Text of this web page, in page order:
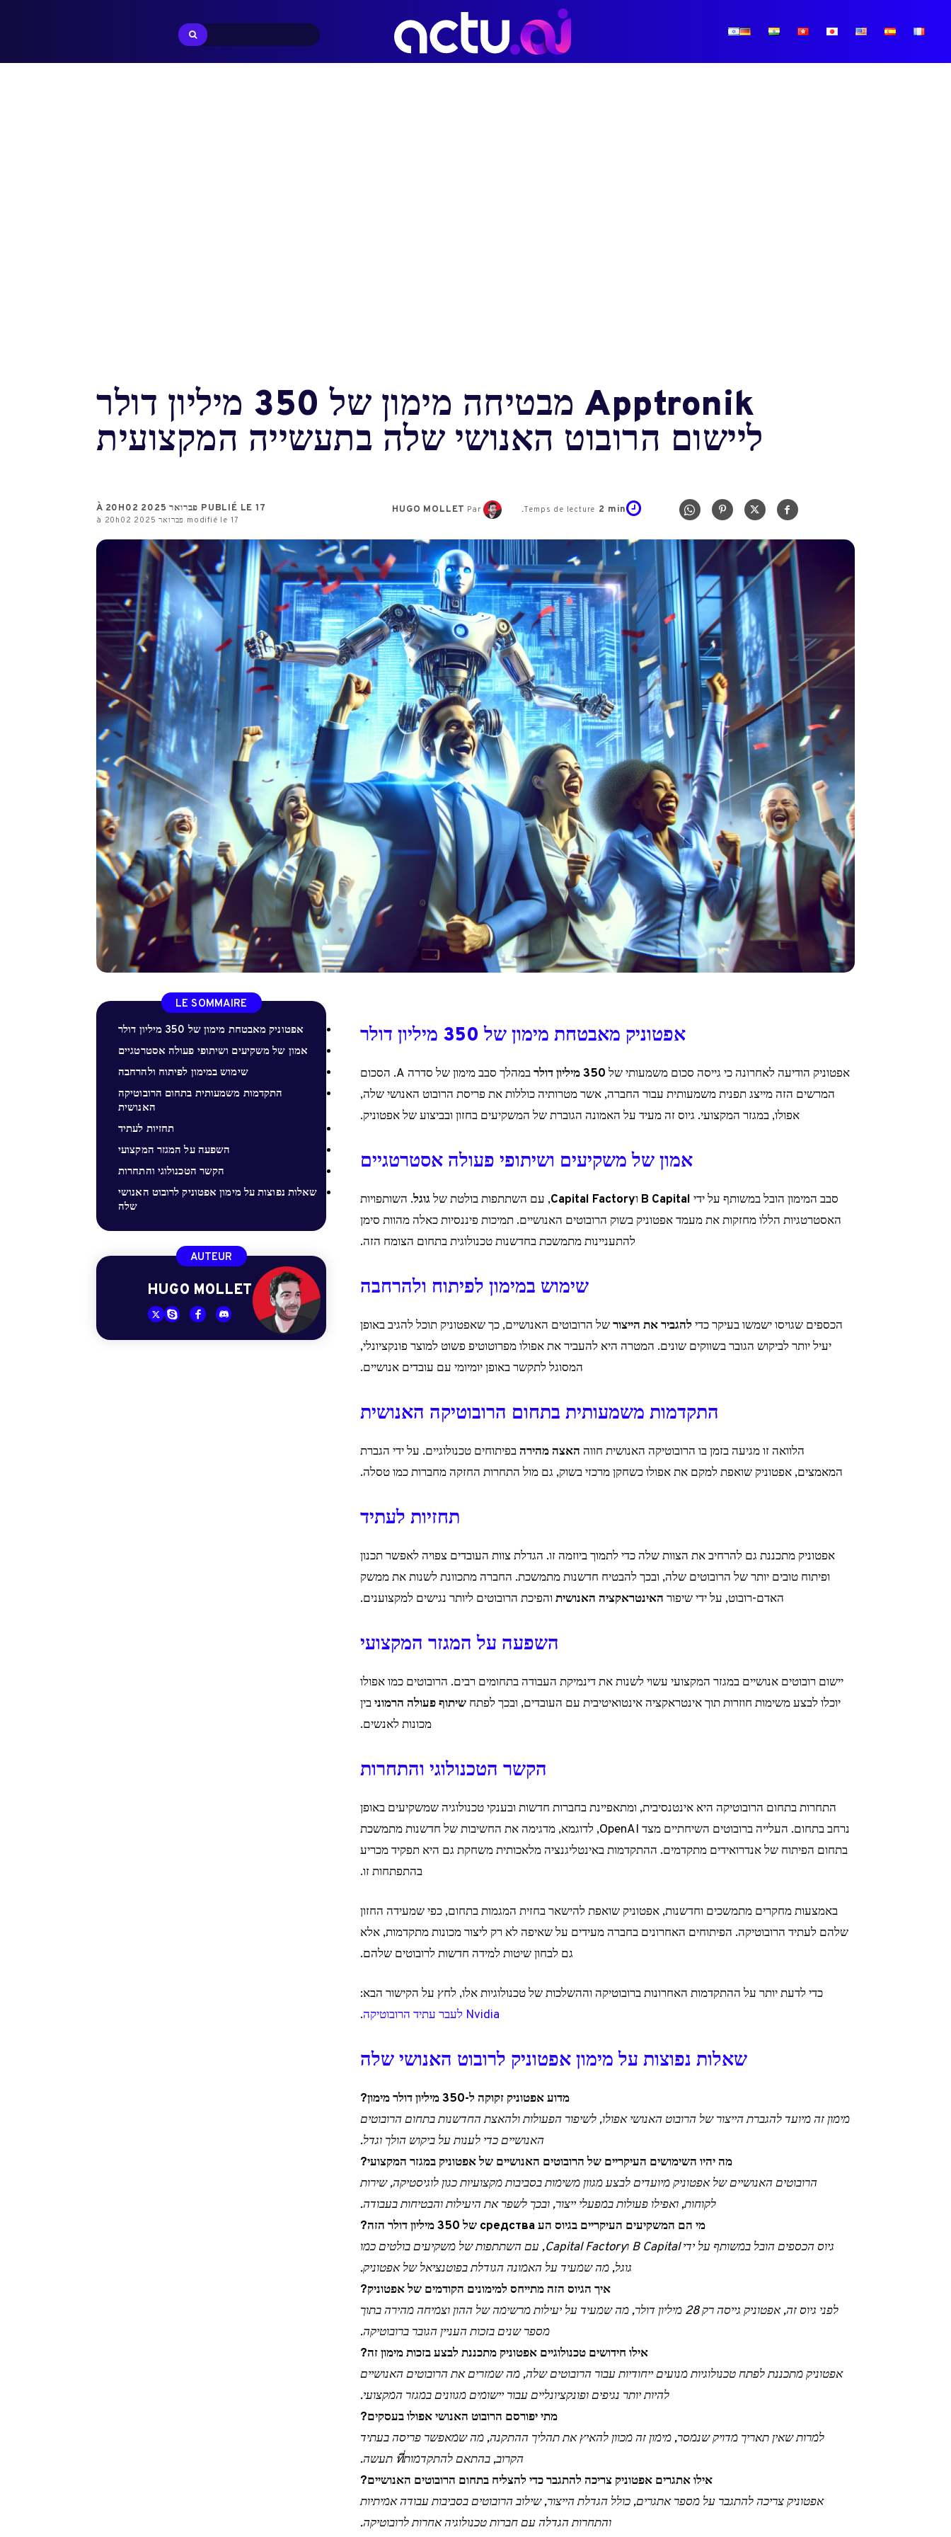
Apptronik מבטיחה מימון של 350 מיליון דולר
ליישום הרובוט האנושי שלה בתעשייה המקצועית
PUBLIÉ LE 17 פברואר 2025 À 20H02
modifié le 17 פברואר 2025 à 20h02
Par
HUGO MOLLET Temps de lecture 2 min.
LE SOMMAIRE
אפטוניק מאבטחת מימון של 350 מיליון דולר
אמון של משקיעים ושיתופי פעולה אסטרטגיים
שימוש במימון לפיתוח ולהרחבה
התקדמות משמעותית בתחום הרובוטיקה
האנושית
תחזיות לעתיד
השפעה על המגזר המקצועי
הקשר הטכנולוגי והתחרות
שאלות נפוצות על מימון אפטוניק לרובוט האנושי
שלה
AUTEUR
HUGO MOLLET
אפטוניק מאבטחת מימון של 350 מיליון דולר
אפטוניק הודיעה לאחרונה כי גייסה סכום משמעותי של 350 מיליון דולר
במהלך סבב מימון של סדרה A. הסכום
המרשים הזה מייצג תפנית משמעותית עבור החברה, אשר מטרותיה כוללות את פריסת הרובוט האנושי שלה,
אפולו, במגזר המקצועי. גיוס זה מעיד על האמונה הגוברת של המשקיעים בחזון ובביצוע של אפטוניק.
אמון של משקיעים ושיתופי פעולה אסטרטגיים
סבב המימון הובל במשותף על ידי B Capital וCapital Factory, עם השתתפות בולטת של גוגל. השותפויות
האסטרטגיות הללו מחזקות את מעמד אפטוניק בשוק הרובוטים האנושיים. תמיכות פיננסיות כאלה מהוות סימן
להתעניינות מתמשכת בחדשנות טכנולוגית בתחום הצומח הזה.
שימוש במימון לפיתוח ולהרחבה
הכספים שגויסו ישמשו בעיקר כדי להגביר את הייצורשל הרובוטים האנושיים, כך שאפטוניק תוכל להגיב באופן
יעיל יותר לביקוש הגובר בשווקים שונים. המטרה היא להעביר את אפולו מפרוטוטיפ פשוט למוצר פונקציונלי,
המסוגל לתקשר באופן יומיומי עם עובדים אנושיים.
התקדמות משמעותית בתחום הרובוטיקה האנושית
הלוואה זו מגיעה בזמן בו הרובוטיקה האנושית חווה האצה מהירהבפיתוחים טכנולוגיים. על ידי הגברת
המאמצים, אפטוניק שואפת למקם את אפולו כשחקן מרכזי בשוק, גם מול התחרות החזקה מחברות כמו טסלה.
תחזיות לעתיד
אפטוניק מתכננת גם להרחיב את הצוות שלה כדי לתמוך ביוזמה זו. הגדלת צוות העובדים צפויה לאפשר תכנון
ופיתוח טובים יותר של הרובוטים שלה, ובכך להבטיח חדשנות מתמשכת. החברה מתכוונת לשנות את ממשק
האדם-רובוט, על ידי שיפור האינטראקציה האנושיתוהפיכת הרובוטים ליותר נגישים למקצוענים.
השפעה על המגזר המקצועי
יישום רובוטים אנושיים במגזר המקצועי עשוי לשנות את דינמיקת העבודה בתחומים רבים. הרובוטים כמו אפולו
יוכלו לבצע משימות חוזרות תוך אינטראקציה אינטואיטיבית עם העובדים, ובכך לפתח שיתוף פעולה הרמוניבין
מכונות לאנשים.
הקשר הטכנולוגי והתחרות
התחרות בתחום הרובוטיקה היא אינטנסיבית, ומתאפיינת בחברות חדשות ובענקי טכנולוגיה שמשקיעים באופן
נרחב בתחום. העלייה ברובוטים השיחתיים מצד OpenAI, לדוגמא, מדגימה את החשיבות של חדשנות מתמשכת
בתחום הפיתוח של אנדרואידים מתקדמים. ההתקדמות באינטליגנציה מלאכותית משחקת גם היא תפקיד מכריע
בהתפתחות זו.
באמצעות מחקרים מתמשכים וחדשנות, אפטוניק שואפת להישאר בחזית המגמות בתחום, כפי שמעידה החזון
שלהם לעתיד הרובוטיקה. הפיתוחים האחרונים בחברה מעידים על שאיפה לא רק ליצור מכונות מתקדמות, אלא
גם לבחון שיטות למידה חדשות לרובוטים שלהם.
כדי לדעת יותר על ההתקדמות האחרונות ברובוטיקה וההשלכות של טכנולוגיות אלו, לחץ על הקישור הבא:
Nvidia לעבר עתיד הרובוטיקה
.
שאלות נפוצות על מימון אפטוניק לרובוט האנושי שלה
מדוע אפטוניק זקוקה ל-350 מיליון דולר מימון?
מימון זה מיועד להגברת הייצור של הרובוט האנושי אפולו, לשיפור הפעולות ולהאצת החדשנות בתחום הרובוטים
האנושיים כדי לענות על ביקוש הולך וגדל.
מה יהיו השימושים העיקריים של הרובוטים האנושיים של אפטוניק במגזר המקצועי?
הרובוטים האנושיים של אפטוניק מיועדים לבצע מגוון משימות בסביבות מקצועיות כגון לוגיסטיקה, שירות
לקוחות, ואפילו פעולות במפעלי ייצור, ובכך לשפר את היעילות והבטיחות בעבודה.
מי הם המשקיעים העיקריים בגיוס הע средства של 350 מיליון דולר הזה?
גיוס הכספים הובל במשותף על ידי B Capital וCapital Factory, עם השתתפות של משקיעים בולטים כמו
גוגל, מה שמעיד על האמונה הגודלת בפוטנציאל של אפטוניק.
איך הגיוס הזה מתייחס למימונים הקודמים של אפטוניק?
לפני גיוס זה, אפטוניק גייסה רק 28 מיליון דולר, מה שמעיד על יעילות מרשימה של ההון וצמיחה מהירה בתוך
מספר שנים בזכות העניין הגובר ברובוטיקה.
אילו חידושים טכנולוגיים אפטוניק מתכננת לבצע בזכות מימון זה?
אפטוניק מתכננת לפתח טכנולוגיות מנועים ייחודיות עבור הרובוטים שלה, מה שמזרים את הרובוטים האנושיים
להיות יותר נגיפים ופונקציונליים עבור יישומים מגוונים במגזר המקצועי.
מתי יפורסם הרובוט האנושי אפולו בעסקים?
למרות שאין תאריך מדויק שנמסר, מימון זה מכוון להאיץ את תהליך ההתקנה, מה שמאפשר פריסה בעתיד
הקרוב, בהתאם להתקדמותที่ תעשה.
אילו אתגרים אפטוניק צריכה להתגבר כדי להצליח בתחום הרובוטים האנושיים?
אפטוניק צריכה להתגבר על מספר אתגרים, כולל הגדלת הייצור, שילוב הרובוטים בסביבות עבודה אמיתיות
והתחרות הגדלה עם חברות טכנולוגיה אחרות לרובוטיקה.